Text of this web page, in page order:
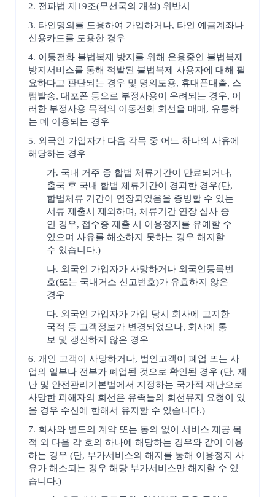
2. 전파법 제19조(무선국의 개설) 위반시
3. 타인명의를 도용하여 가입하거나, 타인 예금계좌나
신용카드를 도용한 경우
4. 이동전화 불법복제 방지를 위해 운용중인 불법복제
방지서비스를 통해 적발된 불법복제 사용자에 대해 필
요하다고 판단되는 경우 및 명의도용, 휴대폰대출, 스
팸발송, 대포폰 등으로 부정사용이 우려되는 경우, 이
러한 부정사용 목적의 이동전화 회선을 매매, 유통하
는 데 이용되는 경우
5. 외국인 가입자가 다음 각목 중 어느 하나의 사유에
해당하는 경우
가. 국내 거주 중 합법 체류기간이 만료되거나,
출국 후 국내 합법 체류기간이 경과한 경우(단,
합법체류 기간이 연장되었음을 증빙할 수 있는
서류 제출시 제외하며, 체류기간 연장 심사 중
인 경우, 접수증 제출 시 이용정지를 유예할 수
있으며 사유를 해소하지 못하는 경우 해지할
수 있습니다.)
나. 외국인 가입자가 사망하거나 외국인등록번
호(또는 국내거소 신고번호)가 유효하지 않은
경우
다. 외국인 가입자가 가입 당시 회사에 고지한
국적 등 고객정보가 변경되었으나, 회사에 통
보 및 갱신하지 않은 경우
6. 개인 고객이 사망하거나, 법인고객이 폐업 또는 사
업의 일부나 전부가 폐업된 것으로 확인된 경우 (단, 재
난 및 안전관리기본법에서 지정하는 국가적 재난으로
사망한 피해자의 회선은 유족들의 회선유지 요청이 있
을 경우 수신에 한해서 유지할 수 있습니다.)
7. 회사와 별도의 계약 또는 동의 없이 서비스 제공 목
적 외 다음 각 호의 하나에 해당하는 경우와 같이 이용
하는 경우 (단, 부가서비스의 해지를 통해 이용정지 사
유가 해소되는 경우 해당 부가서비스만 해지할 수 있
습니다.)